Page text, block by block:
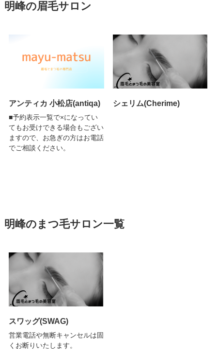
明峰の眉毛サロン
アンティカ 小松店(antiqa)
■予約表示一覧で×になってい
てもお受けできる場合もござい
ますので、お急ぎの方はお電話
でご相談ください。
シェリム(Cherime)
明峰のまつ毛サロン一覧
スワッグ(SWAG)
営業電話や無断キャンセルは固
くお断りいたします。